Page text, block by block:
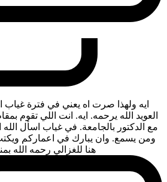
ايه ولهذا صرت اه يعني في فترة غياب
العويد الله يرحمه. ايه. انت اللي تقوم
مع الدكتور بالجامعة. في غياب اسأل
ومن يسمع. وان يبارك في اعماركم
هنا للغزالي رحمه الله